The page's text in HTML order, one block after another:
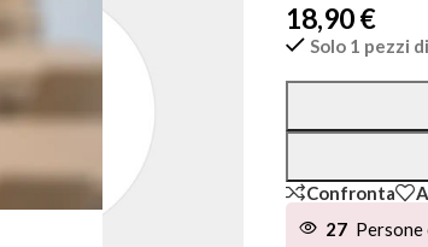
18,90€
Solo 1 pezzi
Confronta
27